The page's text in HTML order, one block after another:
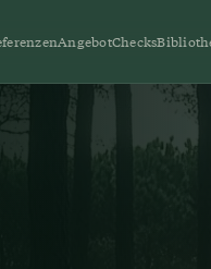
AngebotChecks